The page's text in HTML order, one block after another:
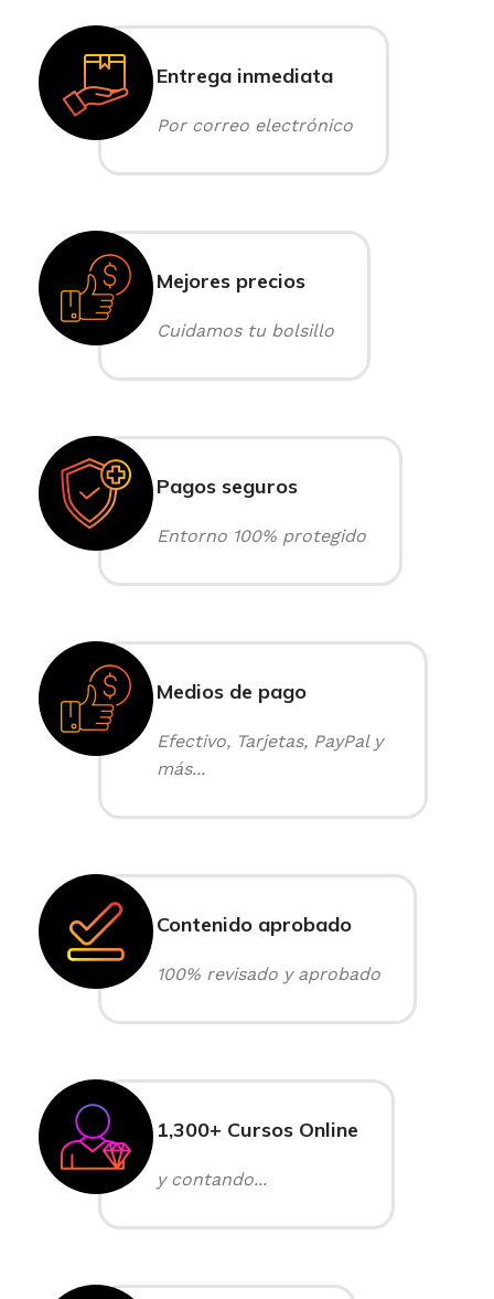
Entrega inmediata
Por correo electrónico
Mejores precios
Cuidamos tu bolsillo
Pagos seguros
Entorno 100% protegido
Medios de pago
Efectivo, Tarjetas, PayPal y
más...
Contenido aprobado
100% revisado y aprobado
1,300+ Cursos Online
y contando...